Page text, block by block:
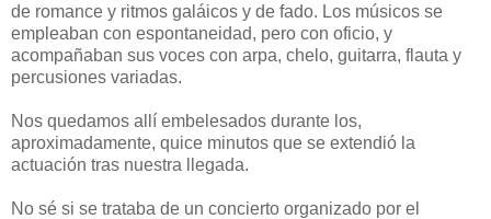
de romance y ritmos galáicos y de fado. Los músicos se
empleaban con espontaneidad, pero con oficio, y
acompañaban sus voces con arpa, chelo, guitarra, flauta y
percusiones variadas.
Nos quedamos allí embelesados durante los,
aproximadamente, quice minutos que se extendió la
actuación tras nuestra llegada.
No sé si se trataba de un concierto organizado por el